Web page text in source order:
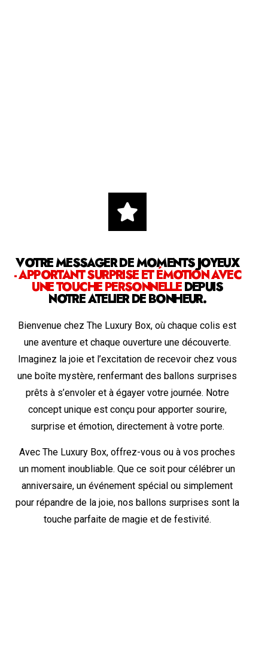
VOTRE MESSAGER DE MOMENTS JOYEUX
- APPORTANT SURPRISE ET ÉMOTION AVEC
UNE TOUCHE PERSONNELLEDEPUIS
NOTRE ATELIER DE BONHEUR.
Bienvenue chez The Luxury Box, où chaque colis est
une aventure et chaque ouverture une découverte.
Imaginez la joie et l’excitation de recevoir chez vous
une boîte mystère, renfermant des ballons surprises
prêts à s’envoler et à égayer votre journée. Notre
concept unique est conçu pour apporter sourire,
surprise et émotion, directement à votre porte.
Avec The Luxury Box, offrez-vous ou à vos proches
un moment inoubliable. Que ce soit pour célébrer un
anniversaire, un événement spécial ou simplement
pour répandre de la joie, nos ballons surprises sont la
touche parfaite de magie et de festivité.